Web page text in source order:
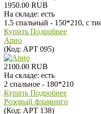
1950.00 RUB
На складе: есть
1.5 спальный - 150*210, с
Купить Подробнее
Арио
(Код: АРТ 095)
2100.00 RUB
На складе: есть
2 спальное - 180*210
Купить Подробнее
Розовый фламинго
(Код: АРТ 138)